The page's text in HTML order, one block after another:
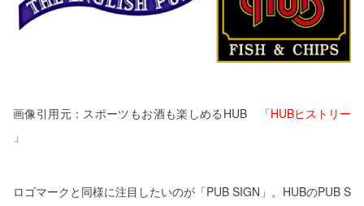
画像引用元：スポーツもお酒も楽しめるHUB 「HUBヒストリー
」
ロゴマークと同様に注目したいのが「PUB SIGN」。HUBのPUB S